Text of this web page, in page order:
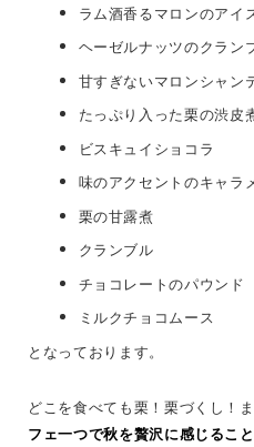
ラム酒香るマロンのアイ
ヘーゼルナッツのクラン
甘すぎないマロンシャン
たっぷり入った栗の渋皮
ビスキュイショコラ
味のアクセントのキャラ
栗の甘露煮
クランブル
チョコレートのパウンド
ミルクチョコムース
となっております。
どこを食べても栗！栗づくし！
フェ一つで秋を贅沢に感じるこ